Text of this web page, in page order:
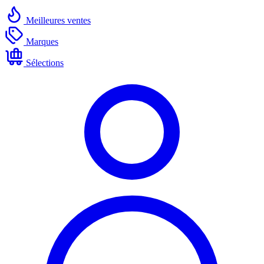
Meilleures ventes
Marques
Sélections